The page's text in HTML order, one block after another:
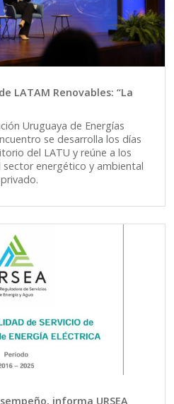
LATAM Renovables: “La
Uruguaya de Energías
se desarrolla los días
del LATU y reúne a los
energético y ambiental
informa URSEA